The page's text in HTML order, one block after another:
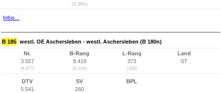
(3,8%)
Infos...
B 185 westl. OE Aschersleben - westl. Aschersleben (B 180n)
Nr.
3.557
(9.677)
B-Rang
8.419
(6.019)
L-Rang
373
(308)
Land
ST
DTV
5.541
SV
260
BPL